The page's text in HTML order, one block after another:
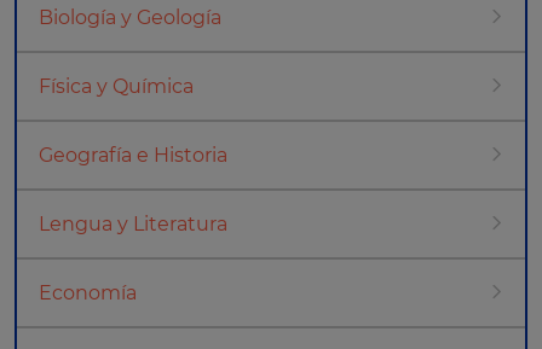
Biología y Geología
Física y Química
Geografía e Historia
Lengua y Literatura
Economía